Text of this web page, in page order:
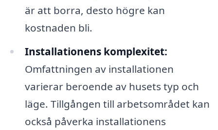
är att borra, desto högre kan
kostnaden bli.
Installationens komplexitet:
Omfattningen av installationen
varierar beroende av husets typ och
läge. Tillgången till arbetsområdet kan
också påverka installationens